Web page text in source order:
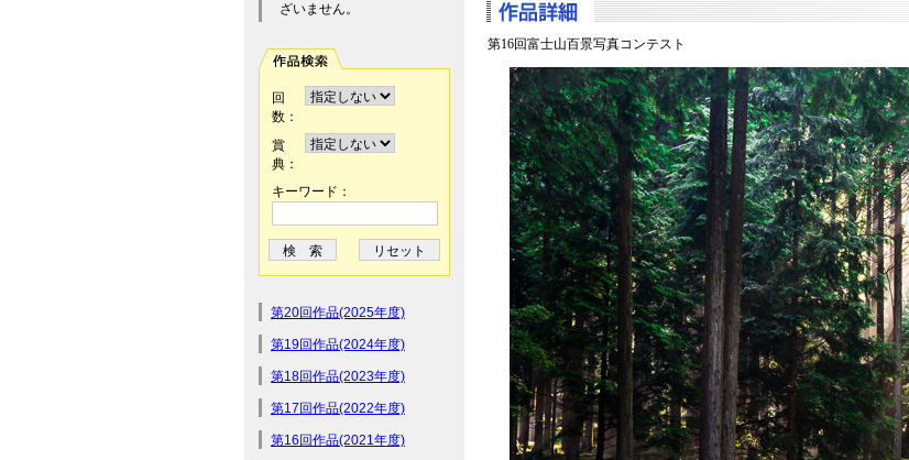
ざいません。
回
数：
賞
典：
キーワード：
第20回作品(2025年度)
第19回作品(2024年度)
第18回作品(2023年度)
第17回作品(2022年度)
第16回作品(2021年度)
第16回富士山百景写真コンテスト